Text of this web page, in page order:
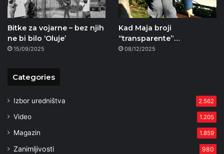
Bitke za vojarne – bez njih
ne bi bilo ‘Oluje’
15/09/2025
Kad Maja broji
“transparente”…
08/12/2025
Categories
Izbor uredništva 2.562
Video 1.205
Magazin 1.859
Zanimljivosti 980